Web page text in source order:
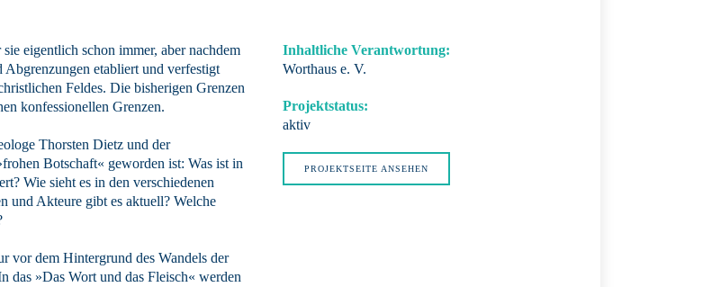
eigentlich schon immer, aber nachdem
Abgrenzungen etabliert und verfestigt
Feldes. Die bisherigen Grenzen
konfessionellen Grenzen.
Thorsten Dietz und der
Botschaft« geworden ist: Was ist in
Wie sieht es in den verschiedenen
und Akteure gibt es aktuell? Welche
vor dem Hintergrund des Wandels der
das »Das Wort und das Fleisch« werden
Inhaltliche Verantwortung:
Worthaus e. V.
Projektstatus:
aktiv
PROJEKTSEITE ANSEHEN